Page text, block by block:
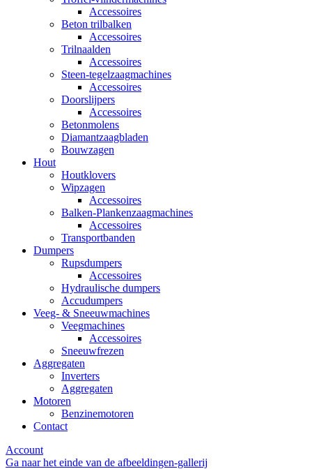
Accessoires
Beton trilbalken
Accessoires
Trilnaalden
Accessoires
Steen-tegelzaagmachines
Accessoires
Doorslijpers
Accessoires
Betonmolens
Diamantzaagbladen
Bouwzagen
Hout
Houtklovers
Wipzagen
Accessoires
Balken-Plankenzaagmachines
Accessoires
Transportbanden
Dumpers
Rupsdumpers
Accessoires
Hydraulische dumpers
Accudumpers
Veeg- & Sneeuwmachines
Veegmachines
Accessoires
Sneeuwfrezen
Aggregaten
Inverters
Aggregaten
Motoren
Benzinemotoren
Contact
Account
Ga naar het einde van de afbeeldingen-gallerij